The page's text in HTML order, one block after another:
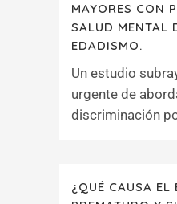
MAYORES CON
SALUD MENTAL
EDADISMO.
Un estudio
urgente de
discriminación
¿QUÉ CAUSA EL